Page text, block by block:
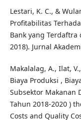
Lestari, K. C., &
Profitabilitas
Bank yang Terdaftra
2018). Jurnal
Makalalag, A., Ilat,
Biaya Produksi ,
Subsektor Makanan
Tahun 2018-2020 )
Costs and Quality